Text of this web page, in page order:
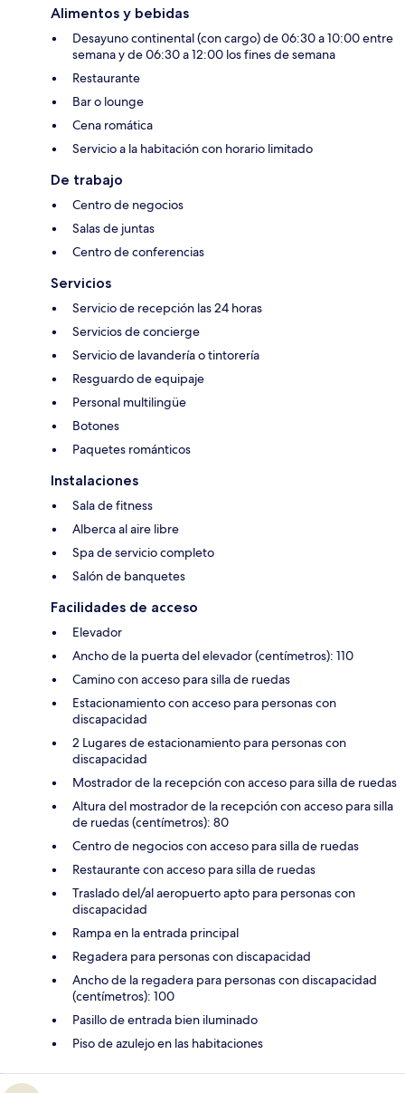
Alimentos y bebidas
Desayuno continental (con cargo) de 06:30 a 10:00 entre
semana y de 06:30 a 12:00 los fines de semana
Restaurante
Bar o lounge
Cena romática
Servicio a la habitación con horario limitado
De trabajo
Centro de negocios
Salas de juntas
Centro de conferencias
Servicios
Servicio de recepción las 24 horas
Servicios de concierge
Servicio de lavandería o tintorería
Resguardo de equipaje
Personal multilingüe
Botones
Paquetes románticos
Instalaciones
Sala de fitness
Alberca al aire libre
Spa de servicio completo
Salón de banquetes
Facilidades de acceso
Elevador
Ancho de la puerta del elevador (centímetros): 110
Camino con acceso para silla de ruedas
Estacionamiento con acceso para personas con
discapacidad
2 Lugares de estacionamiento para personas con
discapacidad
Mostrador de la recepción con acceso para silla de ruedas
Altura del mostrador de la recepción con acceso para silla
de ruedas (centímetros): 80
Centro de negocios con acceso para silla de ruedas
Restaurante con acceso para silla de ruedas
Traslado del/al aeropuerto apto para personas con
discapacidad
Rampa en la entrada principal
Regadera para personas con discapacidad
Ancho de la regadera para personas con discapacidad
(centímetros): 100
Pasillo de entrada bien iluminado
Piso de azulejo en las habitaciones